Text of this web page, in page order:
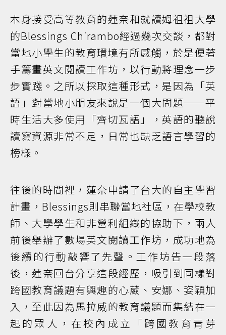
本身接受高等教育的蓮奈和就讀姆祖祖大學
的Blessings Chirambo經過幾次交談，都對
當地小學生的教育環境有所感觸，於是便著
手籌畫英文閱讀工作坊，以行動將理念一步
步實踐。之所以採取這種形式，是因為「英
語」對當地小朋友來說是一個大問題──平
時生活大多使用「齊切瓦語」，英語的聽說
讀寫資源非常不足，日常也缺乏語言學習的
榜樣。
往後的時間裡，蓮奈申請了台大的自主學習
計畫，Blessings則串聯當地社區，在學校教
師、大學學生和非營利組織的協助下，兩人
前後舉辦了數場英文閱讀工作坊，成功地為
後續的行動敲響了先聲。工作坊告一段落
後，蓮奈回台分享這段經歷，吸引到同樣對
跨國教育議題有興趣的心葳、安娜、姿穎加
入，至此因為馬拉威的教育議題而集結在一
起的眾人，在校內成立「跨國教育青芽